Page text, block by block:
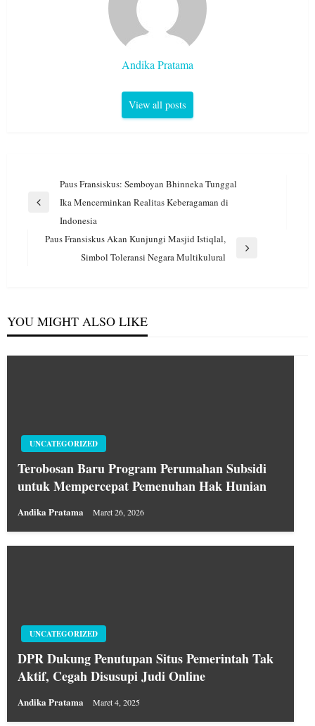
Andika Pratama
View all posts
Navigasi
pos
Paus Fransiskus: Semboyan Bhinneka Tunggal
Ika Mencerminkan Realitas Keberagaman di
Indonesia
Paus Fransiskus Akan Kunjungi Masjid Istiqlal,
Simbol Toleransi Negara Multikulural
YOU MIGHT ALSO LIKE
UNCATEGORIZED
Terobosan Baru Program Perumahan Subsidi
untuk Mempercepat Pemenuhan Hak Hunian
Andika Pratama Maret 26, 2026
UNCATEGORIZED
DPR Dukung Penutupan Situs Pemerintah Tak
Aktif, Cegah Disusupi Judi Online
Andika Pratama Maret 4, 2025